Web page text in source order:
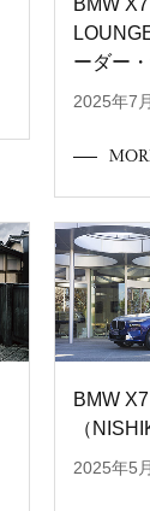
BMW
ーダー
2025年7月
BMW
（
2025年5月